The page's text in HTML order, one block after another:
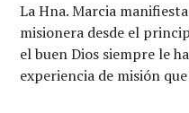
La Hna. Marcia
misionera desde el
el buen Dios siempre le
experiencia de misión